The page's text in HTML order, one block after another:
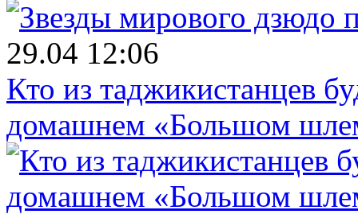
29.04 12:06
Кто из таджикистанцев
домашнем «Большом